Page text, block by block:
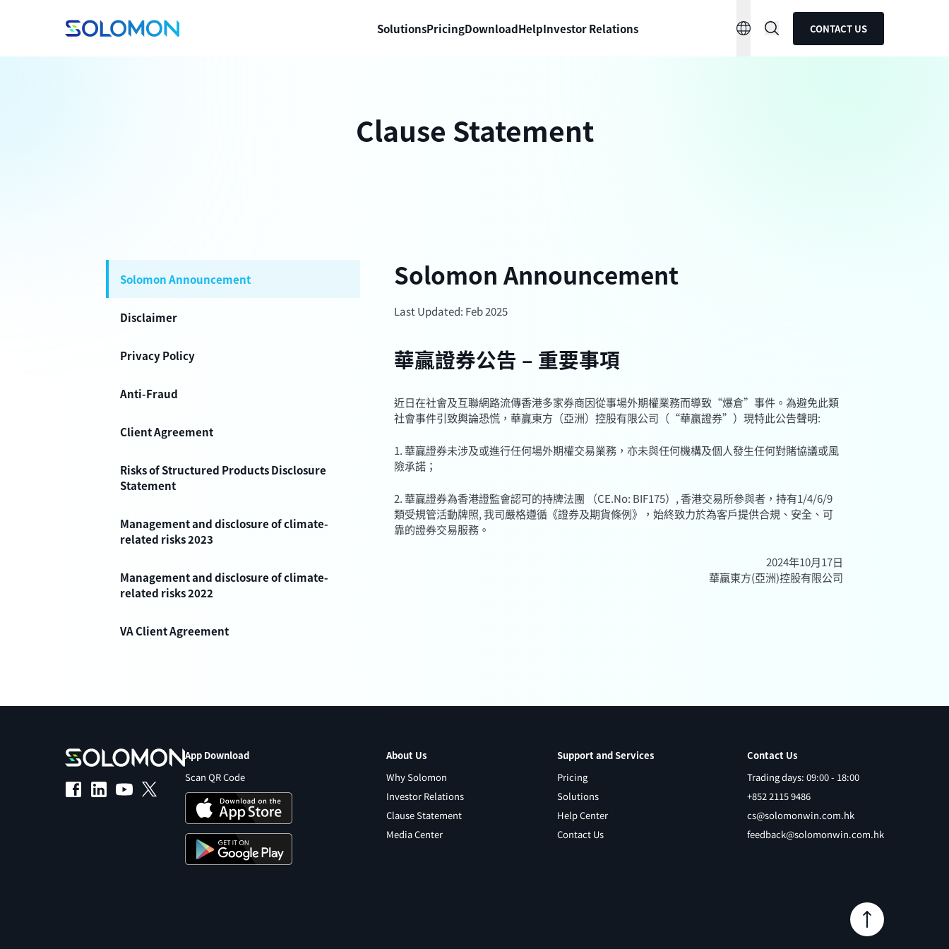
SolutionsPricingDownloadHelpInvestor Relations CONTACT US
Clause Statement
Solomon Announcement
Disclaimer
Privacy Policy
Anti-Fraud
Client Agreement
Risks of Structured Products Disclosure
Statement
Management and disclosure of climate-
related risks 2023
Management and disclosure of climate-
related risks 2022
VA Client Agreement
Solomon Announcement
Last Updated: Feb 2025
華贏證券公告 – 重要事項
近日在社會及互聯網路流傳香港多家券商因從事場外期權業務而導致“爆倉”事件。為避免此類
社會事件引致輿論恐慌，華贏東方（亞洲）控股有限公司（“華贏證券”）現特此公告聲明:
1. 華贏證券未涉及或進行任何場外期權交易業務，亦未與任何機構及個人發生任何對賭協議或風
險承諾；
2. 華贏證券為香港證監會認可的持牌法團 （CE.No: BIF175）, 香港交易所參與者，持有1/4/6/9
類受規管活動牌照, 我司嚴格遵循《證券及期貨條例》，始終致力於為客戶提供合規、安全、可
靠的證券交易服務。
2024年10月17日
華贏東方(亞洲)控股有限公司
App Download
Scan QR Code
About Us
Why Solomon
Investor Relations
Clause Statement
Media Center
Support and Services
Pricing
Solutions
Help Center
Contact Us
Contact Us
Trading days: 09:00 - 18:00
+852 2115 9486
cs@solomonwin.com.hk
feedback@solomonwin.com.hk